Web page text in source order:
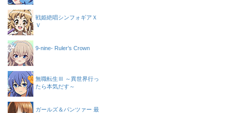
戦姫絶唱シンフォギアＸ
Ｖ
9-nine- Ruler’s Crown
無職転生Ⅲ ～異世界行っ
たら本気だす～
ガールズ＆パンツァー 最